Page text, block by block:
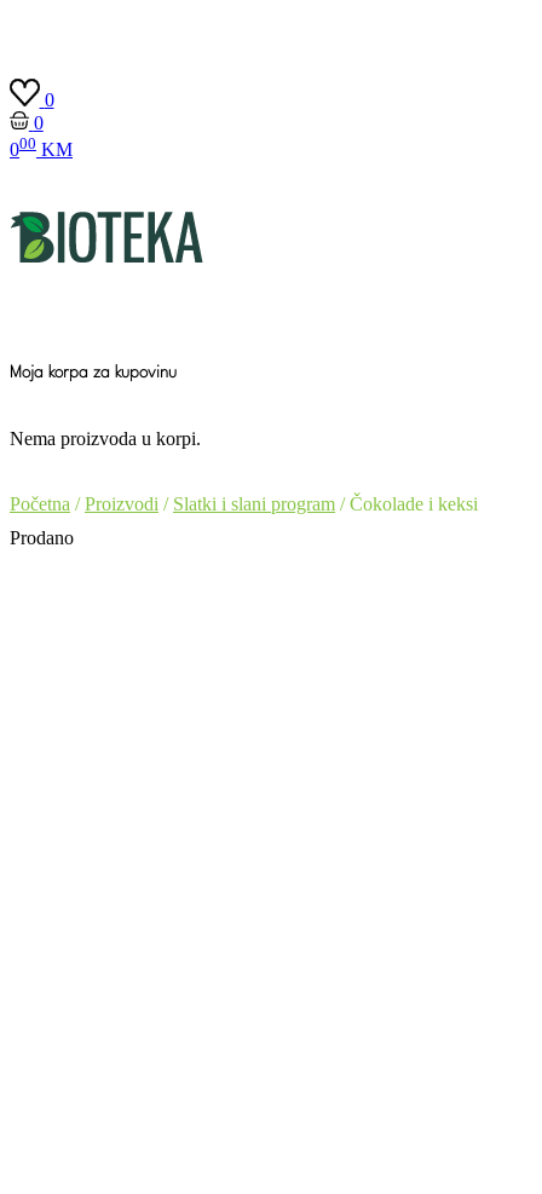
0
0
000 KM
Moja korpa za kupovinu
Nema proizvoda u korpi.
Početna /Proizvodi / Slatki i slani program / Čokolade i keksi
Prodano